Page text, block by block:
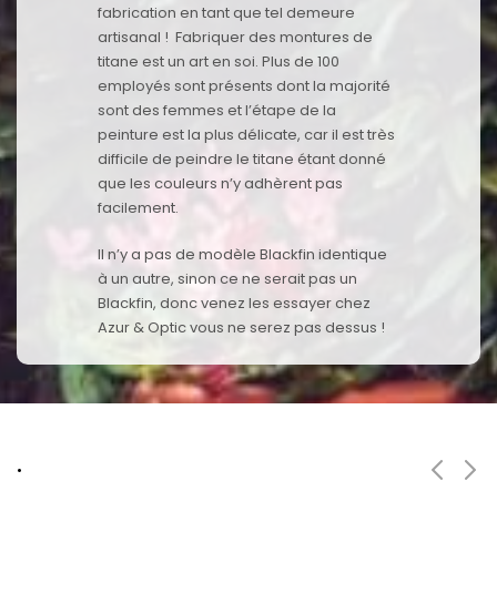
fabrication en tant que tel demeure
artisanal ! Fabriquer des montures de
titane est un art en soi. Plus de 100
employés sont présents dont la majorité
sont des femmes et l’étape de la
peinture est la plus délicate, car il est très
difficile de peindre le titane étant donné
que les couleurs n’y adhèrent pas
facilement.
Il n’y a pas de modèle Blackfin identique
à un autre, sinon ce ne serait pas un
Blackfin, donc venez les essayer chez
Azur & Optic vous ne serez pas dessus !
.